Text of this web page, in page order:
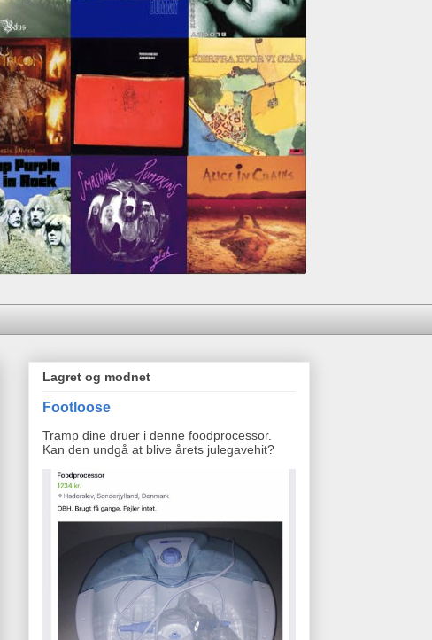
Lagret og modnet
Footloose
Tramp dine druer i denne foodprocessor.
Kan den undgå at blive årets julegavehit?